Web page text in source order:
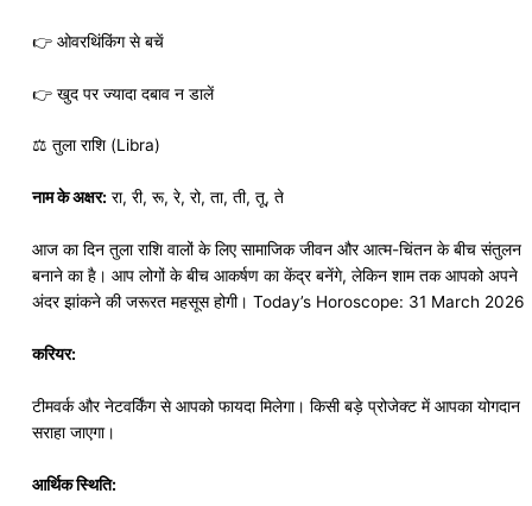
👉 ओवरथिंकिंग से बचें
👉 खुद पर ज्यादा दबाव न डालें
⚖️ तुला राशि (Libra)
नाम के अक्षर: रा, री, रू, रे, रो, ता, ती, तू, ते
आज का दिन तुला राशि वालों के लिए सामाजिक जीवन और आत्म-चिंतन के बीच संतुलन
बनाने का है। आप लोगों के बीच आकर्षण का केंद्र बनेंगे, लेकिन शाम तक आपको अपने
अंदर झांकने की जरूरत महसूस होगी। Today’s Horoscope: 31 March 2026
करियर:
टीमवर्क और नेटवर्किंग से आपको फायदा मिलेगा। किसी बड़े प्रोजेक्ट में आपका योगदान
सराहा जाएगा।
आर्थिक स्थिति: